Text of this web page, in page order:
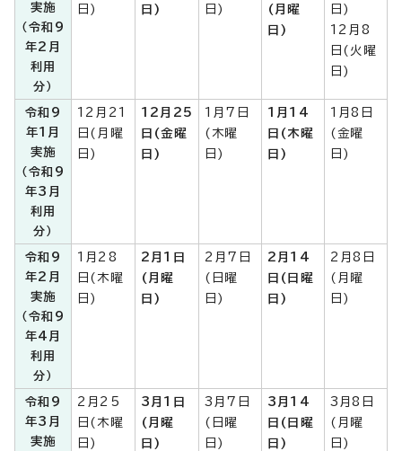
実施
（令和9
年2月
利用
分）
日)
日)
日)
(月曜
日)
日)
12月8
日(火曜
日)
令和9
年1月
実施
（令和9
年3月
利用
分）
12月21
日(月曜
日)
12月25
日(金曜
日)
1月7日
(木曜
日)
1月14
日(木曜
日)
1月8日
(金曜
日)
令和9
年2月
実施
（令和9
年4月
利用
分）
1月28
日(木曜
日)
2月1日
(月曜
日)
2月7日
(日曜
日)
2月14
日(日曜
日)
2月8日
(月曜
日)
令和9
年3月
実施
2月25
日(木曜
日)
3月1日
(月曜
日)
3月7日
(日曜
日)
3月14
日(日曜
日)
3月8日
(月曜
日)